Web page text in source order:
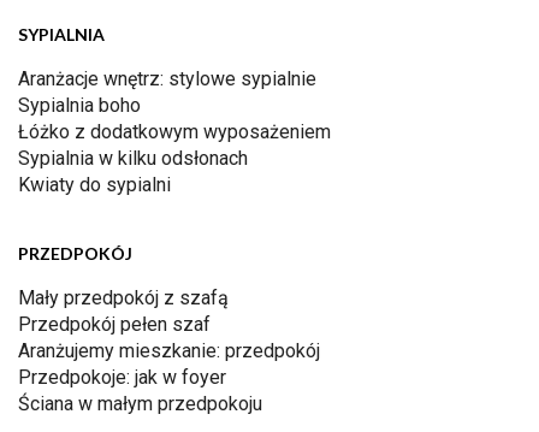
SYPIALNIA
Aranżacje wnętrz: stylowe sypialnie
Sypialnia boho
Łóżko z dodatkowym wyposażeniem
Sypialnia w kilku odsłonach
Kwiaty do sypialni
PRZEDPOKÓJ
Mały przedpokój z szafą
Przedpokój pełen szaf
Aranżujemy mieszkanie: przedpokój
Przedpokoje: jak w foyer
Ściana w małym przedpokoju